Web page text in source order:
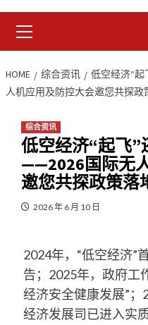
Menu
HOME 综合资讯
低空经济“
人机应用及防控大会邀您共探政
综合资讯
低空经济“起飞”
——2026国际无
邀您共探政策落
2026 年 6 月 10 日
2024年，“低空经济”
告；2025年，政府工
经济安全健康发展”
经济发展司已进入实